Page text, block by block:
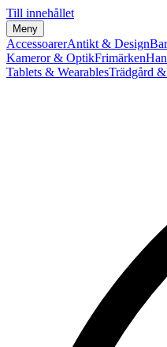
Till innehållet
Meny
AccessoarerAntikt & Design
Kameror & OptikFrimärken
Tablets & WearablesTrädgård